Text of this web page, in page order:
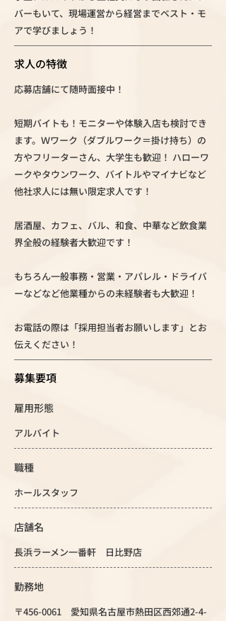
バーもいて、現場運営から経営までベスト・モ
アで学びましょう！
求人の特徴
応募店舗にて随時面接中！
短期バイトも！モニターや体験入店も検討でき
ます。Ｗワーク（ダブルワーク＝掛け持ち）の
方やフリーターさん、大学生も歓迎！ ハローワ
ークやタウンワーク、バイトルやマイナビなど
他社求人には無い限定求人です！
居酒屋、カフェ、バル、和食、中華など飲食業
界全般の経験者大歓迎です！
もちろん一般事務・営業・アパレル・ドライバ
ーなどなど他業種からの未経験者も大歓迎！
お電話の際は「採用担当者お願いします」とお
伝えください！
募集要項
雇用形態
アルバイト
職種
ホールスタッフ
店舗名
長浜ラーメン一番軒 日比野店
勤務地
〒456-0061 愛知県名古屋市熱田区西郊通2-4-